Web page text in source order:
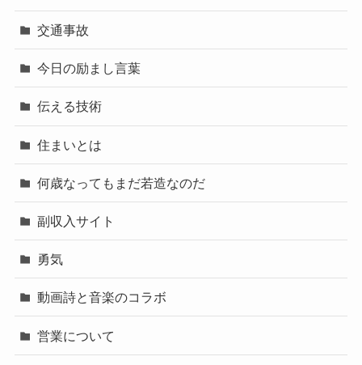
交通事故
今日の励まし言葉
伝える技術
住まいとは
何歳なってもまだ若造なのだ
副収入サイト
勇気
動画詩と音楽のコラボ
営業について